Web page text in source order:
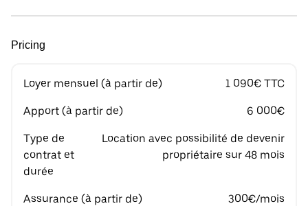
Pricing
Loyer mensuel (à partir de) 1 090€ TTC
Apport (à partir de) 6 000€
Type de
contrat et
durée
Location avec possibilité de devenir
propriétaire sur 48 mois
Assurance (à partir de) 300€/mois